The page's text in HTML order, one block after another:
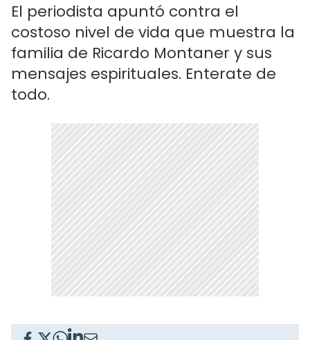
El periodista apuntó contra el
costoso nivel de vida que muestra la
familia de Ricardo Montaner y sus
mensajes espirituales. Enterate de
todo.